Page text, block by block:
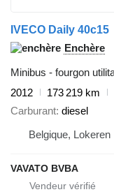
IVECO Daily 40c15
Enchère
Minibus - fourgon
2012
173 219 km
Carburant diesel
Belgique, Lokeren
VAVATO BVBA